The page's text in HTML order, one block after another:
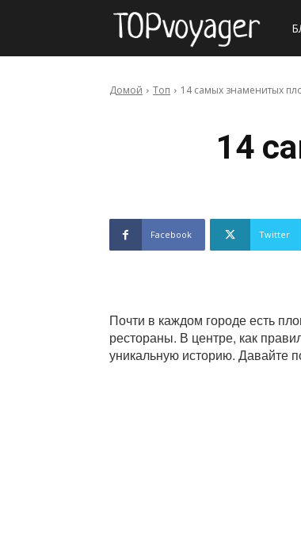
Домой Топ 14 самых знаменитых
14
Facebook Twitter
Почти в каждом городе есть
рестораны. В центре, как
уникальную историю. Давайте